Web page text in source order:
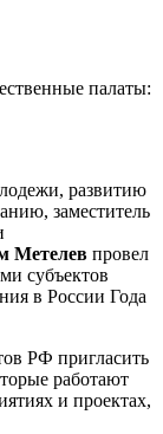
палаты:
развитию
заместитель
Метелев провел
субъектов
в России Года
РФ пригласить
работают
и проектах,